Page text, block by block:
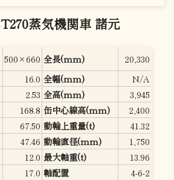
蒸気機関車 諸元
500×660 全長(mm)
20,330
16.0 全幅(mm)
N/A
2.53 全高(mm)
3,945
168.8 缶中心線高(mm)
2,400
67.50 動輪上重量(t)
41.32
47.46 動輪直径(mm)
1,750
12.0 最大軸重(t)
13.96
17.0 軸配置 4-6-2